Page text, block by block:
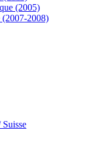
(2005)
(2007-2008)